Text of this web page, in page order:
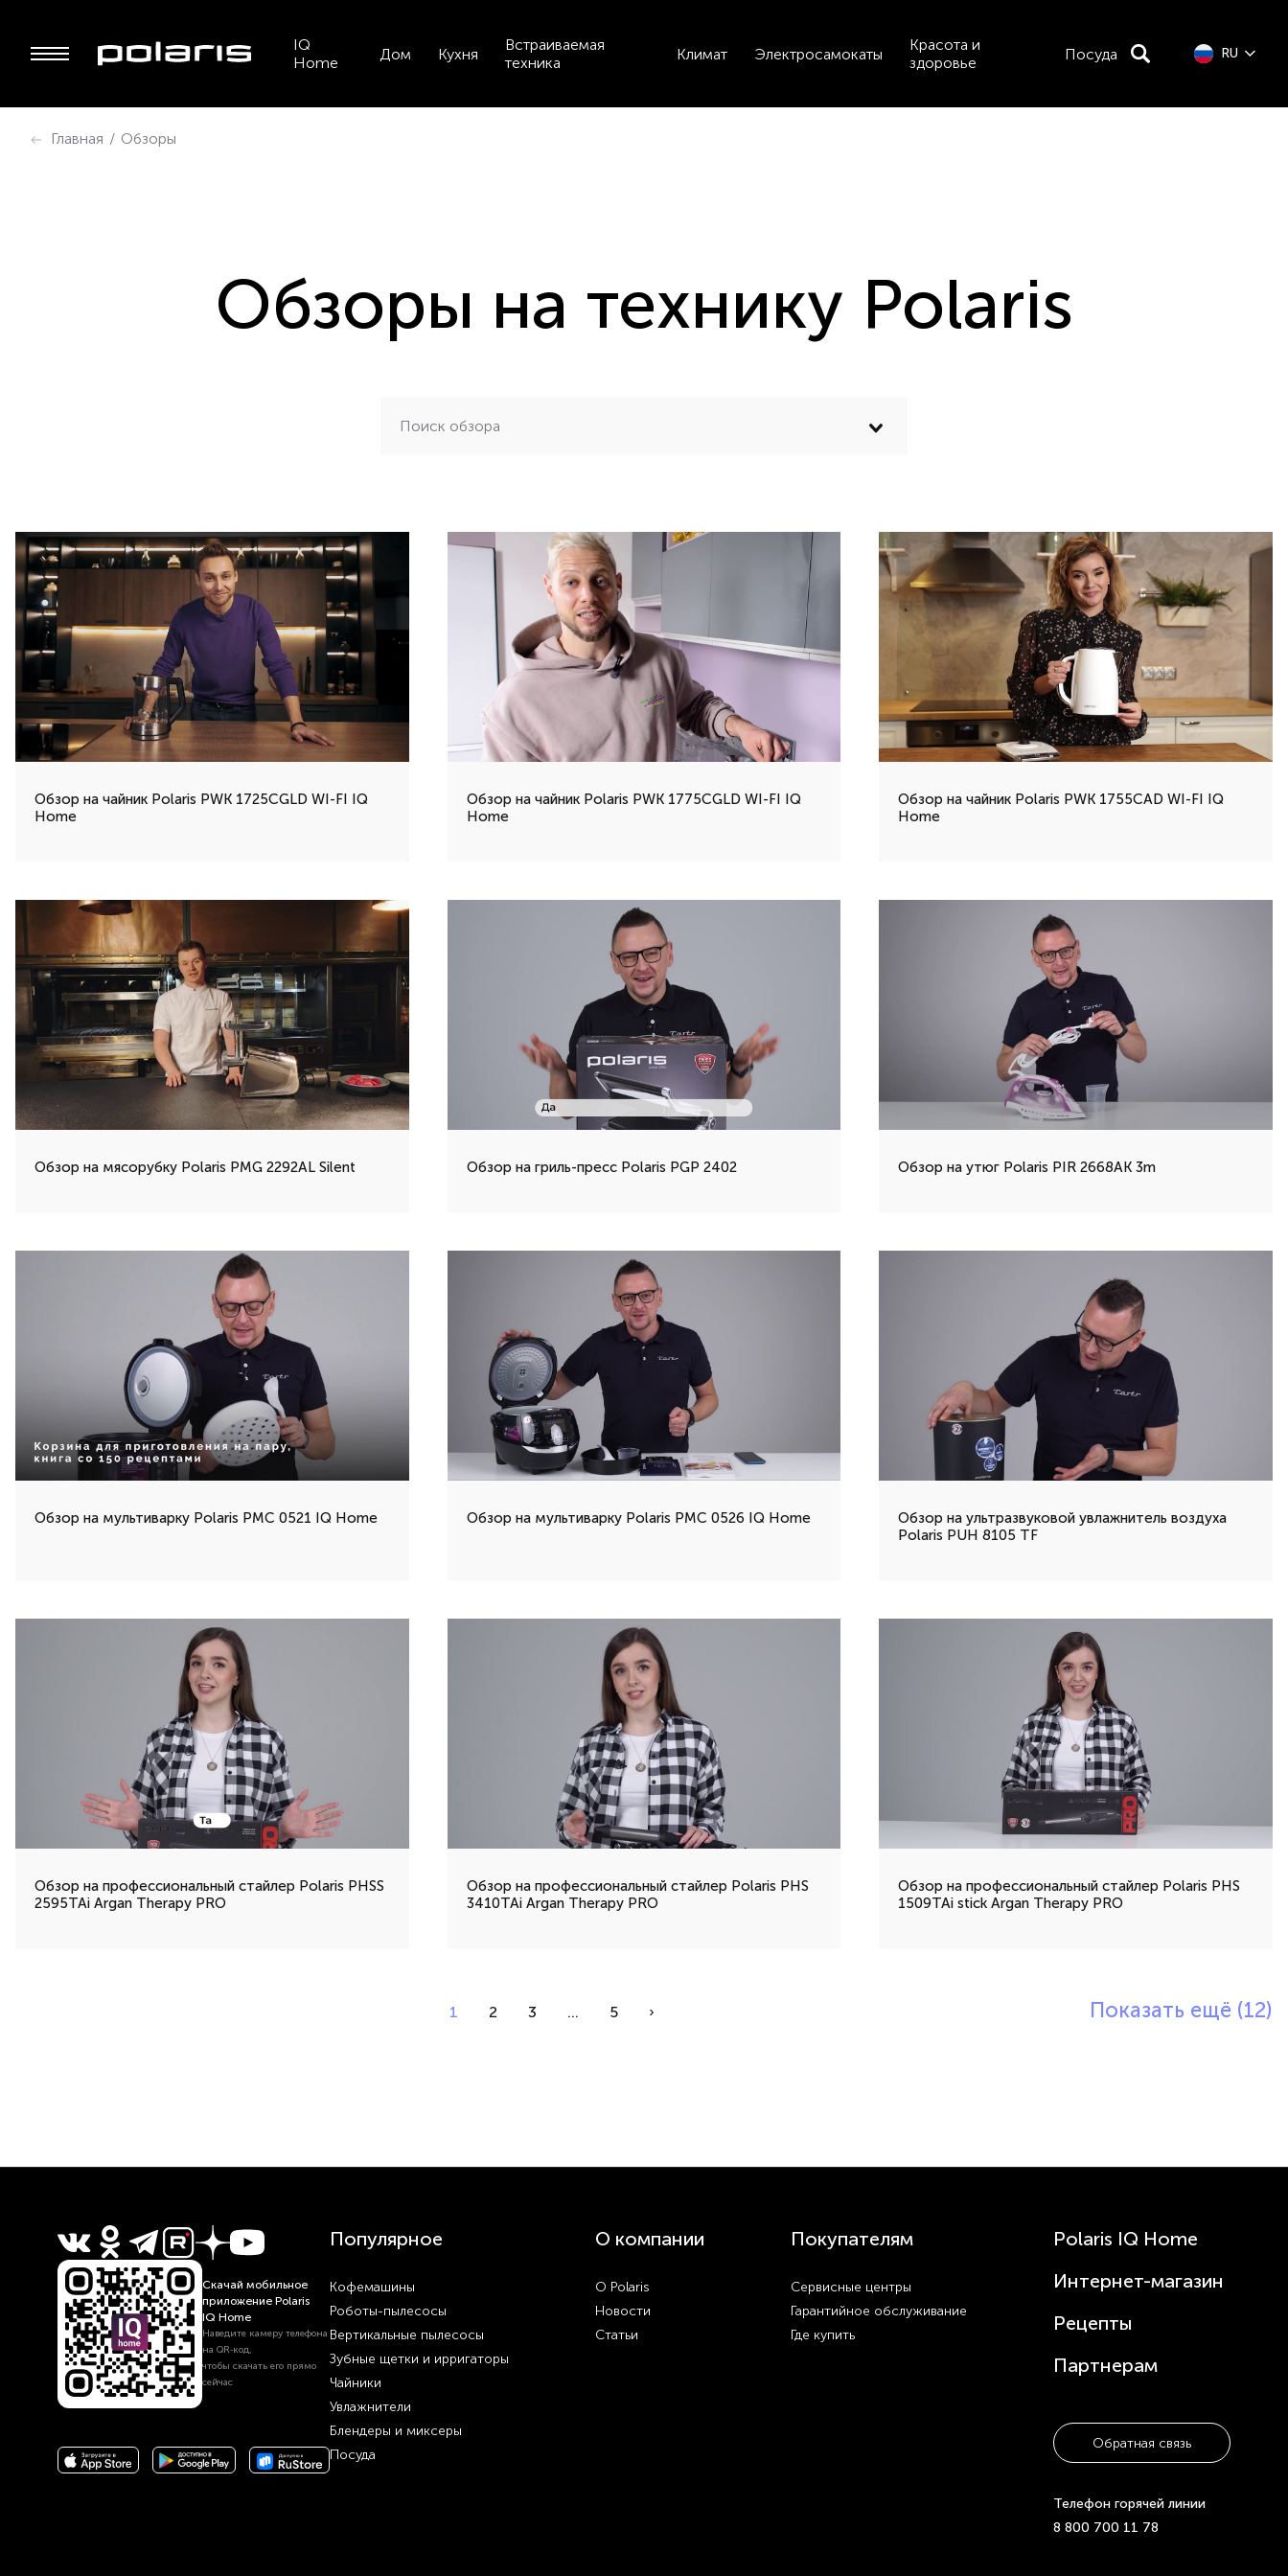
IQ
Home
Дом Кухня
Встраиваемая
техника
Климат Электросамокаты
Красота и
здоровье
Посуда RU
Главная / Обзоры
Обзоры на технику Polaris
Обзор на чайник Polaris PWK 1725CGLD WI-FI IQ
Home
Обзор на чайник Polaris PWK 1775CGLD WI-FI IQ
Home
Обзор на чайник Polaris PWK 1755CAD WI-FI IQ
Home
Обзор на мясорубку Polaris PMG 2292AL Silent Обзор на гриль-пресс Polaris PGP 2402 Обзор на утюг Polaris PIR 2668AK 3m
Обзор на мультиварку Polaris PMC 0521 IQ Home Обзор на мультиварку Polaris PMC 0526 IQ Home
Обзор на ультразвуковой увлажнитель воздуха
Polaris PUH 8105 TF​
Обзор на профессиональный cтайлер Polaris PHSS
2595TAi Argan Therapy PRO​
Обзор на профессиональный cтайлер Polaris PHS
3410TAi Argan Therapy PRO
Обзор на профессиональный cтайлер Polaris PHS
1509TAi stick Argan Therapy PRO
Показать ещё (12)
1 2 3 ... 5 ›
Скачай мобильное
приложение Polaris
IQ Home
Наведите камеру телефона
на QR‑код,
чтобы скачать его прямо
сейчас
Популярное
Кофемашины
Роботы-пылесосы
Вертикальные пылесосы
Зубные щетки и ирригаторы
Чайники
Увлажнители
Блендеры и миксеры
Посуда
О компании
О Polaris
Новости
Статьи
Покупателям
Сервисные центры
Гарантийное обслуживание
Где купить
Polaris IQ Home
Интернет-магазин
Рецепты
Партнерам
Обратная связь
Телефон горячей линии
8 800 700 11 78